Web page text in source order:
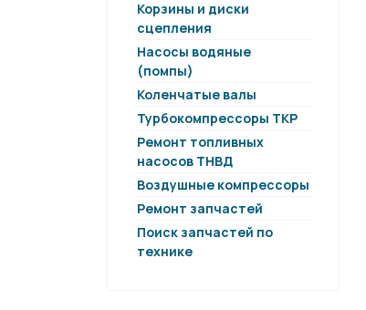
Корзины и диски
сцепления
Насосы водяные
(помпы)
Коленчатые валы
Турбокомпрессоры ТКР
Ремонт топливных
насосов ТНВД
Воздушные компрессоры
Ремонт запчастей
Поиск запчастей по
технике